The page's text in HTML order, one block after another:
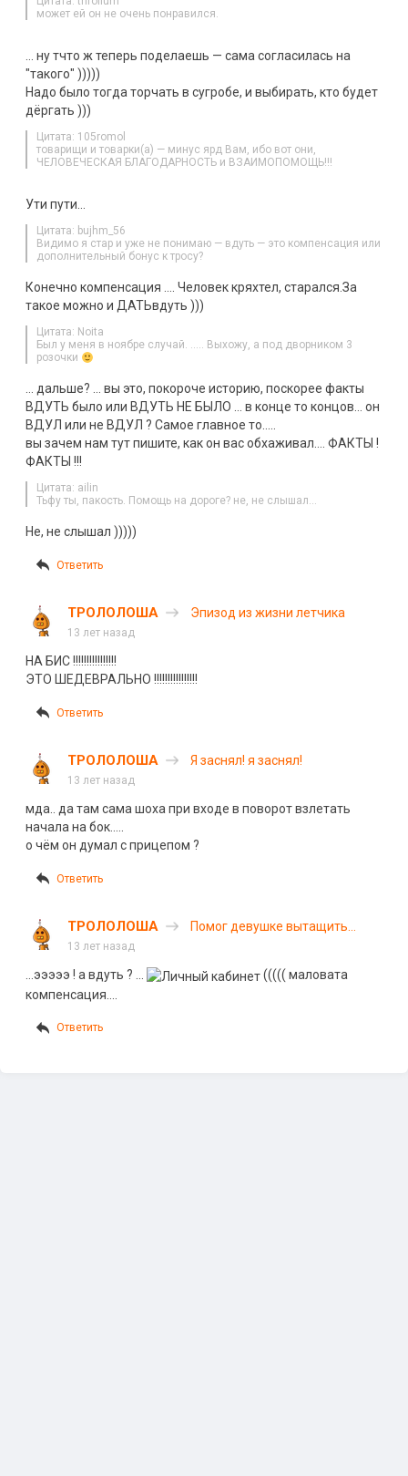
может ей он не очень понравился.
… ну тчто ж теперь поделаешь — сама согласилась на
"такого" )))))
Надо было тогда торчать в сугробе, и выбирать, кто будет
дёргать )))
Цитата: 105romol
товарищи и товарки(а) — минус ярд Вам, ибо вот они,
ЧЕЛОВЕЧЕСКАЯ БЛАГОДАРНОСТЬ и ВЗАИМОПОМОЩЬ!!!
Ути пути…
Цитата: bujhm_56
Видимо я стар и уже не понимаю — вдуть — это компенсация или
дополнительный бонус к тросу?
Конечно компенсация …. Человек кряхтел, старался.За
такое можно и ДАТЬвдуть )))
Цитата: Noita
Был у меня в ноябре случай. ….. Выхожу, а под дворником 3
розочки
… дальше? … вы это, покороче историю, поскорее факты
ВДУТЬ было или ВДУТЬ НЕ БЫЛО … в конце то концов… он
ВДУЛ или не ВДУЛ ? Самое главное то…..
вы зачем нам тут пишите, как он вас обхаживал…. ФАКТЫ !
ФАКТЫ !!!
Цитата: ailin
Тьфу ты, пакость. Помощь на дороге? не, не слышал…
Не, не слышал )))))
Ответить
ТРОЛОЛОША Эпизод из жизни летчика
13 лет назад
НА БИС !!!!!!!!!!!!!!!!
ЭТО ШЕДЕВРАЛЬНО !!!!!!!!!!!!!!!!
Ответить
ТРОЛОЛОША Я заснял! я заснял!
13 лет назад
мда.. да там сама шоха при входе в поворот взлетать
начала на бок…..
о чём он думал с прицепом ?
Ответить
ТРОЛОЛОША
Помог девушке вытащить
13 лет назад
…эээээ ! а вдуть ? …
((((( маловата
компенсация….
Ответить